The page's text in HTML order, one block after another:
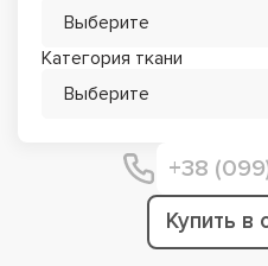
Выберите
Категория ткани
Выберите
Купить в